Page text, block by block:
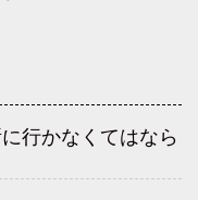
行かなくてはなら